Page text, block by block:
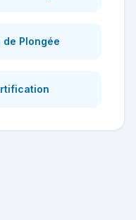
Plongée